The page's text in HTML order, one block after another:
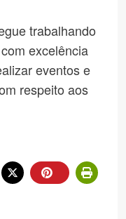
trabalhando
excelência
eventos e
respeito aos